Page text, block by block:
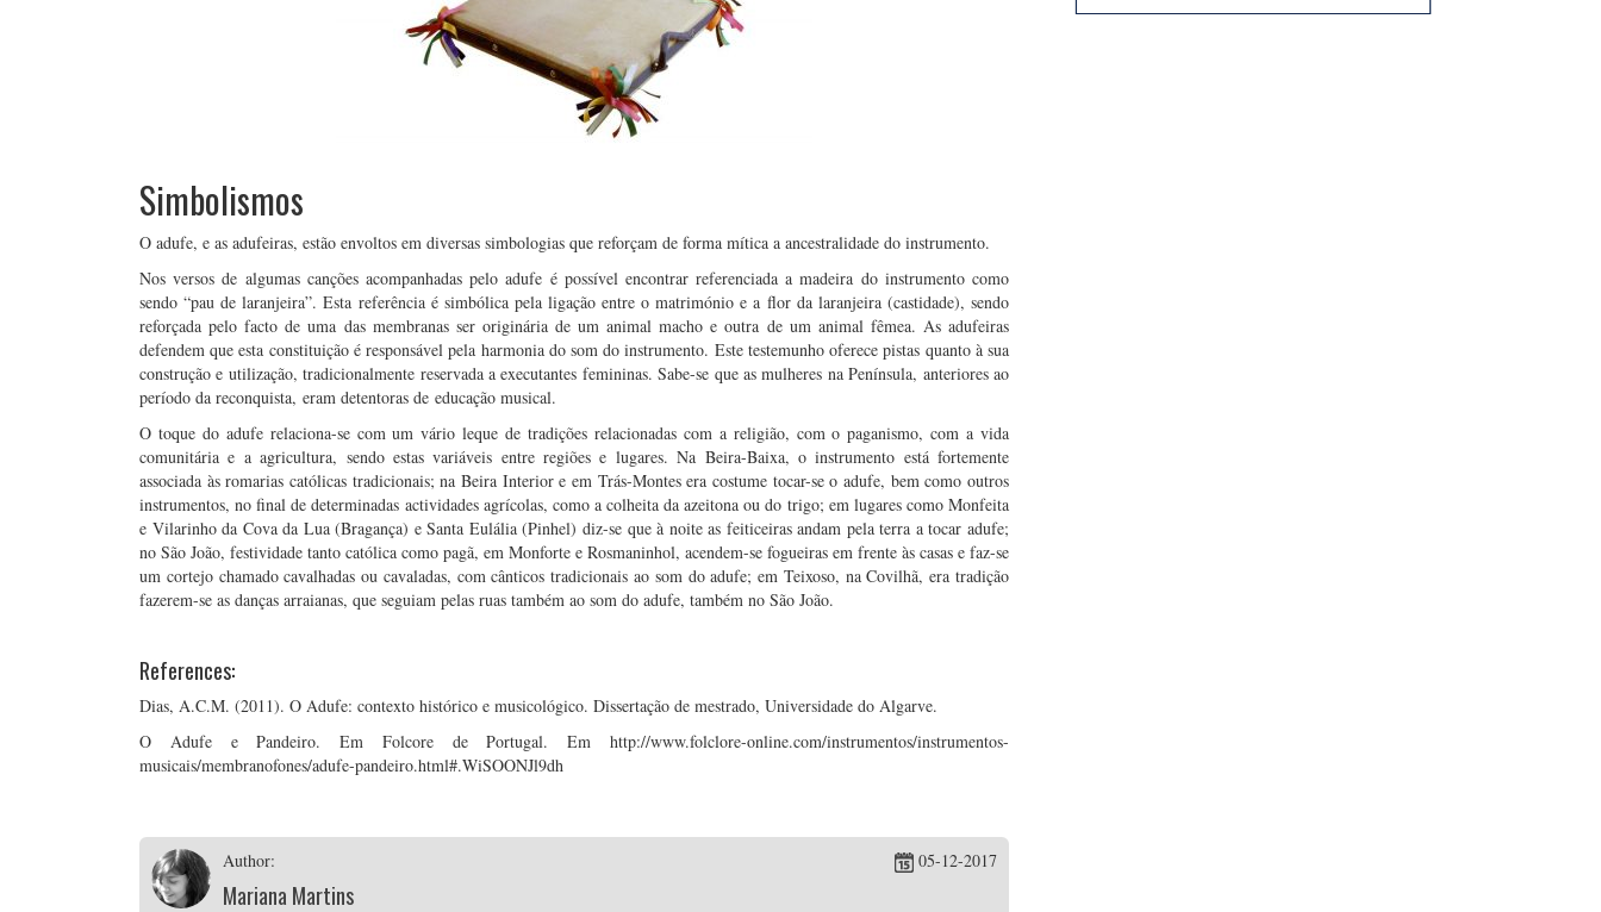
Simbolismos
O adufe, e as adufeiras, estão envoltos em diversas simbologias que reforçam de forma mítica a ancestralidade do instrumento.
Nos versos de algumas canções acompanhadas pelo adufe é possível encontrar referenciada a madeira do instrumento como
sendo “pau de laranjeira”. Esta referência é simbólica pela ligação entre o matrimónio e a flor da laranjeira (castidade), sendo
reforçada pelo facto de uma das membranas ser originária de um animal macho e outra de um animal fêmea. As adufeiras
defendem que esta constituição é responsável pela harmonia do som do instrumento. Este testemunho oferece pistas quanto à sua
construção e utilização, tradicionalmente reservada a executantes femininas. Sabe-se que as mulheres na Península, anteriores ao
período da reconquista, eram detentoras de educação musical.
O toque do adufe relaciona-se com um vário leque de tradições relacionadas com a religião, com o paganismo, com a vida
comunitária e a agricultura, sendo estas variáveis entre regiões e lugares. Na Beira-Baixa, o instrumento está fortemente
associada às romarias católicas tradicionais; na Beira Interior e em Trás-Montes era costume tocar-se o adufe, bem como outros
instrumentos, no final de determinadas actividades agrícolas, como a colheita da azeitona ou do trigo; em lugares como Monfeita
e Vilarinho da Cova da Lua (Bragança) e Santa Eulália (Pinhel) diz-se que à noite as feiticeiras andam pela terra a tocar adufe;
no São João, festividade tanto católica como pagã, em Monforte e Rosmaninhol, acendem-se fogueiras em frente às casas e faz-se
um cortejo chamado cavalhadas ou cavaladas, com cânticos tradicionais ao som do adufe; em Teixoso, na Covilhã, era tradição
fazerem-se as danças arraianas, que seguiam pelas ruas também ao som do adufe, também no São João.
References:
Dias, A.C.M. (2011). O Adufe: contexto histórico e musicológico. Dissertação de mestrado, Universidade do Algarve.
O Adufe e Pandeiro. Em Folcore de Portugal. Em http://www.folclore-online.com/instrumentos/instrumentos-
musicais/membranofones/adufe-pandeiro.html#.WiSOONJl9dh
Author:
Mariana Martins
05-12-2017